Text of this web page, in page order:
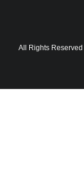
All Rights Reserved